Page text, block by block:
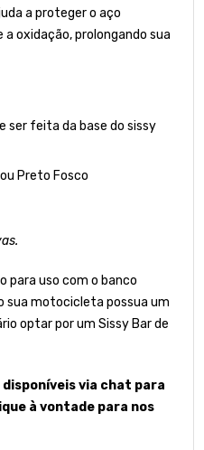
a proteger o aço
oxidação, prolongando sua
ser feita da base do sissy
Preto Fosco
para uso com o banco
sua motocicleta possua um
optar por um Sissy Bar de
via chat para
à vontade para nos